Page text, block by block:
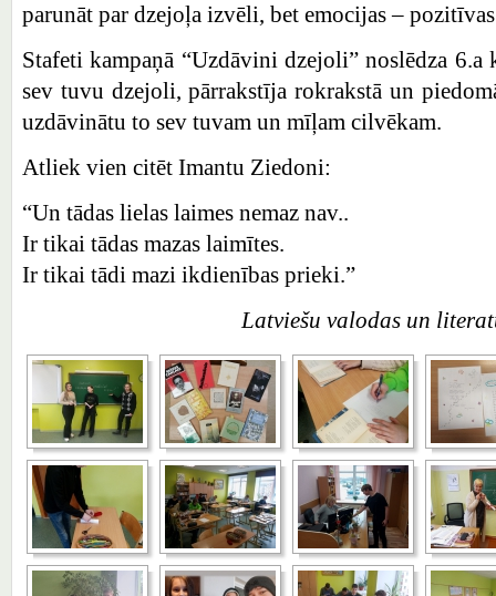
parunāt par dzejoļa izvēli, bet emocijas –
Stafeti kampaņā “Uzdāvini dzejoli” noslēdza
sev tuvu dzejoli, pārrakstīja rokrakstā un
uzdāvinātu to sev tuvam un mīļam cilvēkam.
Atliek vien citēt Imantu Ziedoni:
“Un tādas lielas laimes nemaz nav..
Ir tikai tādas mazas laimītes.
Ir tikai tādi mazi ikdienības prieki.”
Latviešu valodas un